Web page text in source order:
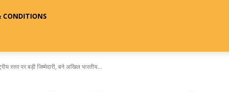
CONDITIONS
स्तर पर बड़ी जिम्मेदारी, बने अखिल भारतीय...